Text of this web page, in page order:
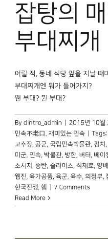
잡탕의
부대찌개
어릴 적, 동네 식당 앞을 지날 때
부대찌개엔 뭐가 들어가지?
웬 부대? 뭔 부대?
By dintro_admin 2015년 10월
민속不老口 재미있는 민속 Tags:
고추장 공군 국립민속박물관 김치
미군 민속 박물관 방한 버터 베이
소시지
송탄 슬라이스 식재료 양
웹진 육가공품 육군 육수 의정부
한국전쟁 햄
7 Comments
Read More